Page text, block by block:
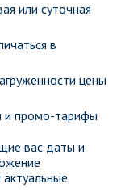
или суточная
в
цены
и промо-тарифы
вас даты и